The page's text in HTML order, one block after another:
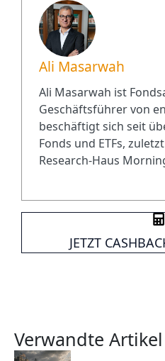
Ali Masarwah
Ali Masarwah ist
Geschäftsführer von
beschäftigt sich seit
Fonds und ETFs,
Research-Haus
JETZT
Verwandte Artikel